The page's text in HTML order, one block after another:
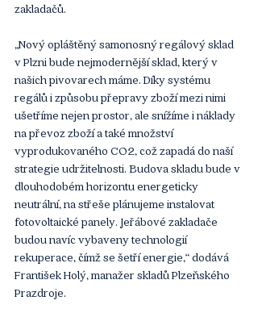
zakladačů.
„Nový opláštěný samonosný regálový sklad
v Plzni bude nejmodernější sklad, který v
našich pivovarech máme. Díky systému
regálů i způsobu přepravy zboží mezi nimi
ušetříme nejen prostor, ale snížíme i náklady
na převoz zboží a také množství
vyprodukovaného CO2, což zapadá do naší
strategie udržitelnosti. Budova skladu bude v
dlouhodobém horizontu energeticky
neutrální, na střeše plánujeme instalovat
fotovoltaické panely. Jeřábové zakladače
budou navíc vybaveny technologií
rekuperace, čímž se šetří energie,“ dodává
František Holý, manažer skladů Plzeňského
Prazdroje.